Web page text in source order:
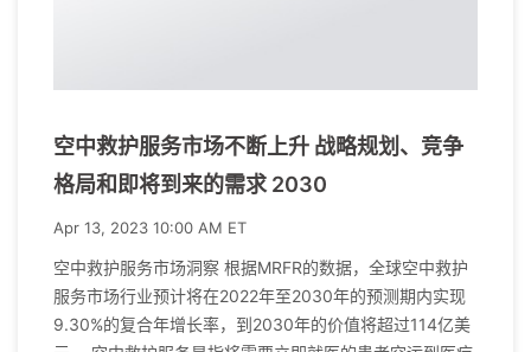
空中救护服务市场不断上升 战略规划、竞争
格局和即将到来的需求 2030
Apr 13, 2023 10:00 AM ET
空中救护服务市场洞察 根据MRFR的数据，全球空中救护
服务市场行业预计将在2022年至2030年的预测期内实现
9.30%的复合年增长率，到2030年的价值将超过114亿美